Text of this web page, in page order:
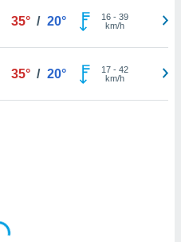
35° / 20° 16- 39
km/h
35° / 20° 17- 42
km/h